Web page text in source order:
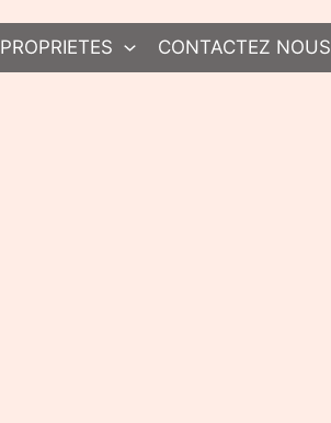
PROPRIETES CONTACTEZ NOUS